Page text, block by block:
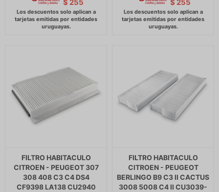
$ 255 $ 255
FILTRO HABITACULO
CITROEN - PEUGEOT 307
308 408 C3 C4 DS4
CF9398 LA138 CU2940
FILTRO HABITACULO
CITROEN - PEUGEOT
BERLINGO B9 C3 II CACTUS
3008 5008 C4 II CU3039-